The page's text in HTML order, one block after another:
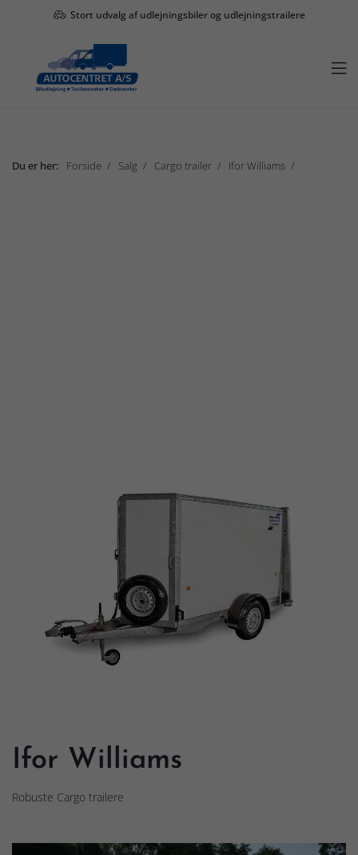
Stort udvalg af udlejningsbiler og udlejningstrailere

Du er her: Forside Salg Cargo trailer
Ifor Williams
Ifor Williams
Robuste Cargo trailere